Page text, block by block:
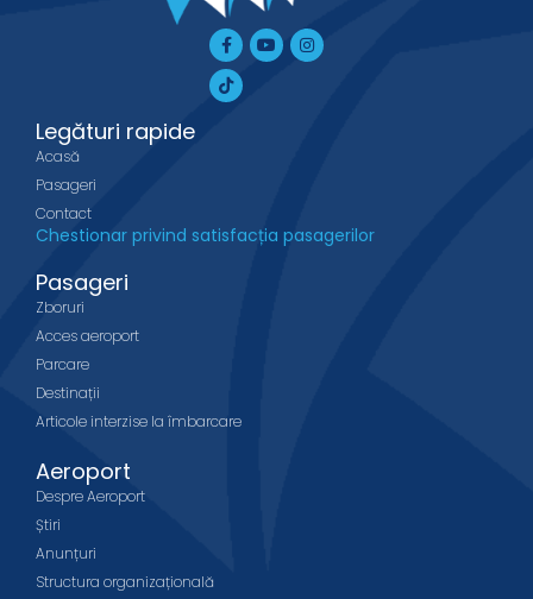
Facebook-
f
YoutubeInstagram
Tiktok
Legături rapide
Acasă
Pasageri
Contact
Chestionar privind satisfacția pasagerilor
Pasageri
Zboruri
Acces aeroport
Parcare
Destinații
Articole interzise la îmbarcare
Aeroport
Despre Aeroport
Știri
Anunțuri
Structura organizațională